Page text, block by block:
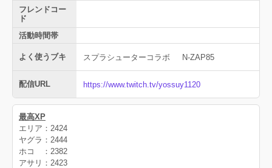
フレンドコー
ド
活動時間帯
よく使うブキ スプラシューターコラボ N-ZAP85
配信URL https://www.twitch.tv/yossuy1120
最高XP
エリア：2424
ヤグラ：2444
ホコ ：2382
アサリ：2423